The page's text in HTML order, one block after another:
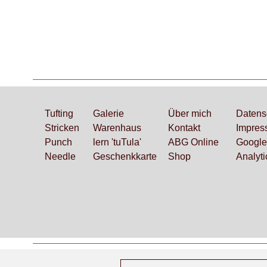
Tufting
Stricken
Punch
Needle
Galerie
Warenhaus
lern 'tuTula'
Geschenkkarte
Über mich
Kontakt
ABG Online
Shop
Google